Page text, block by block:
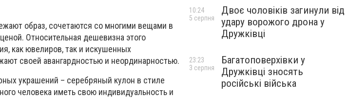
образ, сочетаются со многими вещами в
Относительная дешевизна этого
как ювелиров, так и искушенных
своей авангардностью и неординарностью.
украшений – серебряный кулон в стиле
человека иметь свою индивидуальность и
Двоє чоловіків загинули від
удару ворожого дрона у
Дружківці
10:24
5 серпня
Багатоповерхівки у
Дружківці зносять
російські війська
23:23
3 серпня